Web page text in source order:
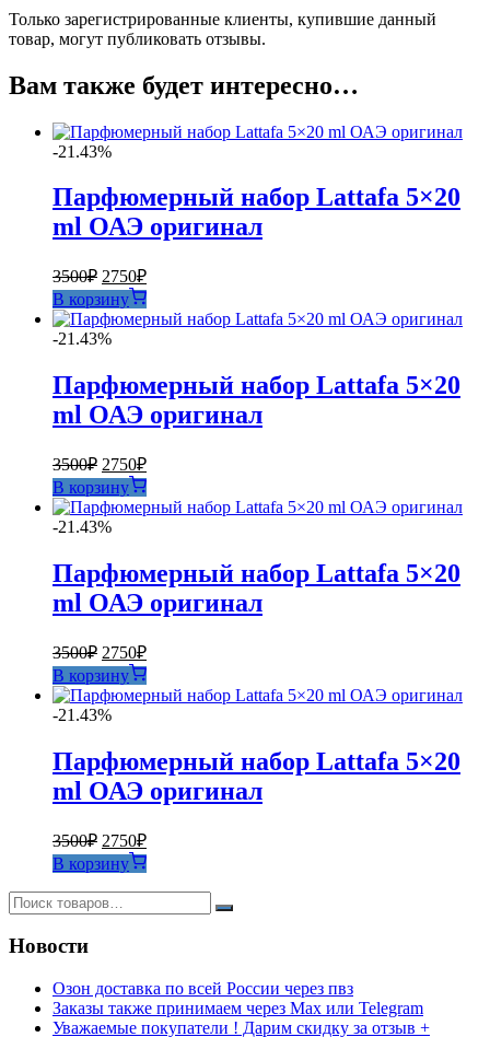
Только зарегистрированные клиенты, купившие данный
товар, могут публиковать отзывы.
Вам также будет интересно…
-21.43%
Парфюмерный набор Lattafa 5×20
ml ОАЭ оригинал
3500₽ Первоначальная
цена
составляла
3500₽.
2750₽Текущая
цена:
2750₽.
В корзину
-21.43%
Парфюмерный набор Lattafa 5×20
ml ОАЭ оригинал
3500₽ Первоначальная
цена
составляла
3500₽.
2750₽Текущая
цена:
2750₽.
В корзину
-21.43%
Парфюмерный набор Lattafa 5×20
ml ОАЭ оригинал
3500₽ Первоначальная
цена
составляла
3500₽.
2750₽Текущая
цена:
2750₽.
В корзину
-21.43%
Парфюмерный набор Lattafa 5×20
ml ОАЭ оригинал
3500₽ Первоначальная
цена
составляла
3500₽.
2750₽Текущая
цена:
2750₽.
В корзину
Новости
Озон доставка по всей России через пвз
Заказы также принимаем через Max или Telegram
Уважаемые покупатели ! Дарим скидку за отзыв +